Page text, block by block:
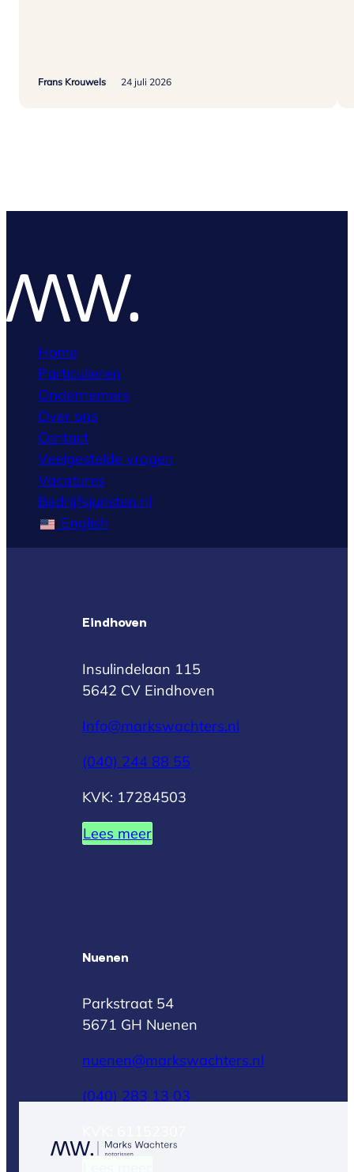
Frans Krouwels 24 juli 2026
Home
Particulieren
Ondernemers
Over ons
Contact
Veelgestelde vragen
Vacatures
Bedrijfsjuristen.nl
English
Eindhoven
Insulindelaan 115
5642 CV Eindhoven
Info@markswachters.nl
(040) 244 88 55
KVK: 17284503
Lees meer
Nuenen
Parkstraat 54
5671 GH Nuenen
nuenen@markswachters.nl
(040) 283 13 03